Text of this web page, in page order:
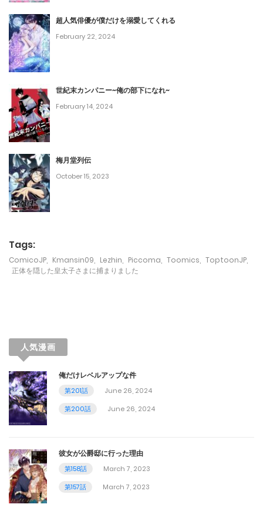
February 21, 2024
第166話
February 21, 2024
第165話
February 21, 2024
第164話
February 21, 2024
第163話
February 21, 2024
February 21, 2024
February 21, 2024
第159話
February 21, 2024
February 21, 2024
第157話
February 21, 2024
超人気俳優が僕だけを溺愛してくれる
February 22, 2024
世紀末カンパニー~俺の部下になれ~
February 14, 2024
梅月堂列伝
October 15, 2023
Tags:
ComicoJP Kmansin09 Lezhin Piccoma Toomics ToptoonJP
正体を隠した皇太子さまに捕まりました
人気漫画
俺だけレベルアップな件
第201話
June 26, 2024
第200話
June 26, 2024
彼女が公爵邸に行った理由
第158話
March 7, 2023
第157話
March 7, 2023